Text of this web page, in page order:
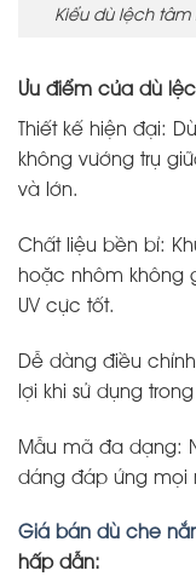
Kiểu dù lệch tâm
Ưu điểm của dù
Thiết kế hiện đại:
không vướng trụ
và lớn.
Chất liệu bền bỉ:
hoặc nhôm không
UV cực tốt.
Dễ dàng điều
lợi khi sử dụng
Mẫu mã đa dạng:
dáng đáp ứng mọi
Giá bán dù che
hấp dẫn: